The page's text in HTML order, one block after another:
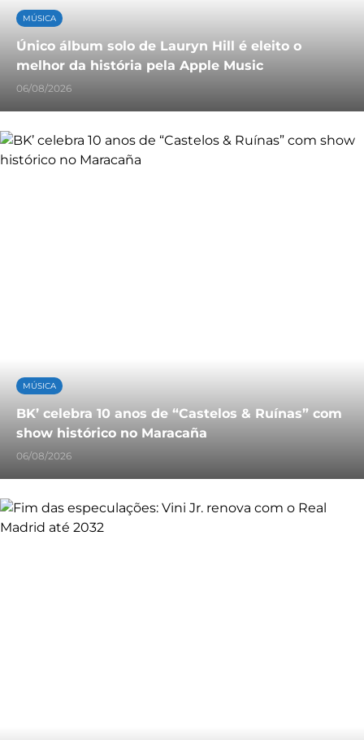
MÚSICA
Único álbum solo de Lauryn Hill é eleito o
melhor da história pela Apple Music
06/08/2026
MÚSICA
BK’ celebra 10 anos de “Castelos & Ruínas” com
show histórico no Maracaña
06/08/2026